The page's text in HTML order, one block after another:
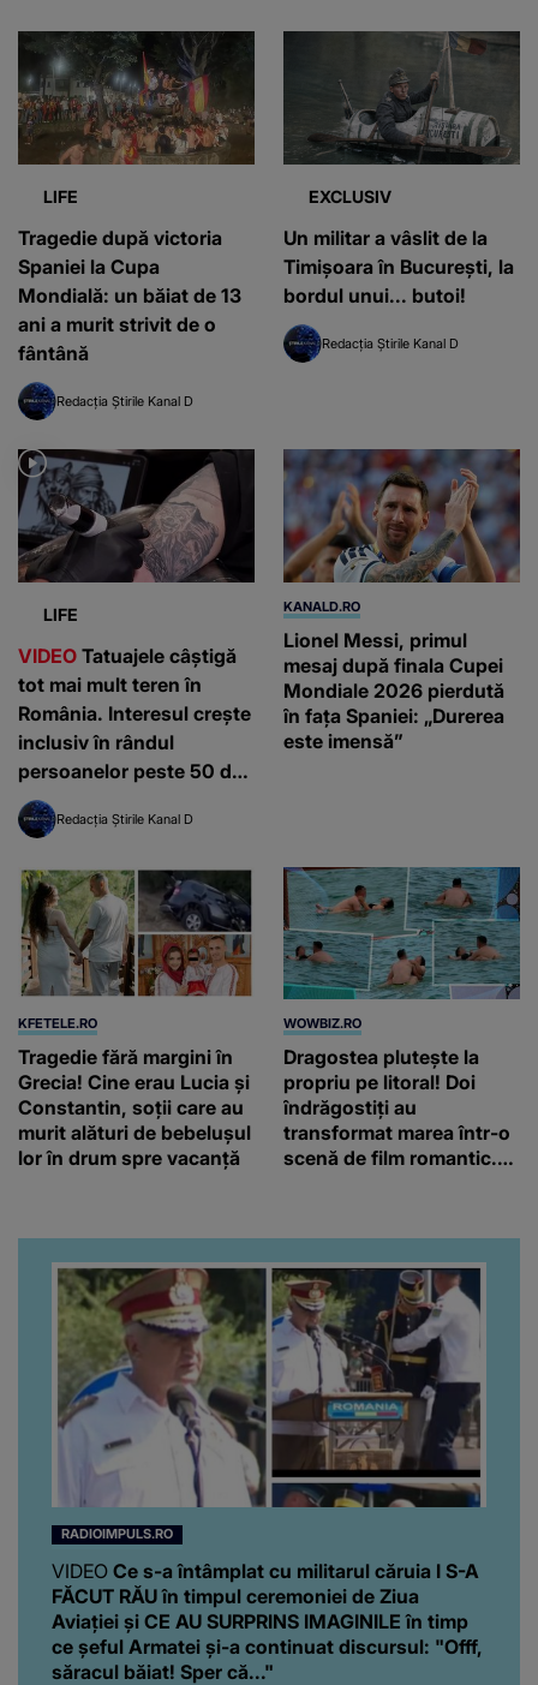
LIFE
Tragedie după victoria
Spaniei la Cupa
Mondială: un băiat de 13
ani a murit strivit de o
fântână
Redacția Știrile Kanal D
EXCLUSIV
Un militar a vâslit de la
Timișoara în București, la
bordul unui... butoi!
Redacția Știrile Kanal D
LIFE
VIDEO Tatuajele câștigă
tot mai mult teren în
România. Interesul crește
inclusiv în rândul
persoanelor peste 50 de
ani
Redacția Știrile Kanal D
KANALD.RO
Lionel Messi, primul
mesaj după finala Cupei
Mondiale 2026 pierdută
în fața Spaniei: „Durerea
este imensă”
KFETELE.RO
Tragedie fără margini în
Grecia! Cine erau Lucia și
Constantin, soții care au
murit alături de bebelușul
lor în drum spre vacanță
WOWBIZ.RO
Dragostea plutește la
propriu pe litoral! Doi
îndrăgostiți au
transformat marea într-o
scenă de film romantic.
RADIOIMPULS.RO
VIDEO Ce s-a întâmplat cu militarul căruia I S-A
FĂCUT RĂU în timpul ceremoniei de Ziua
Aviației şi CE AU SURPRINS IMAGINILE în timp
ce şeful Armatei și-a continuat discursul: "Offf,
săracul băiat! Sper că..."